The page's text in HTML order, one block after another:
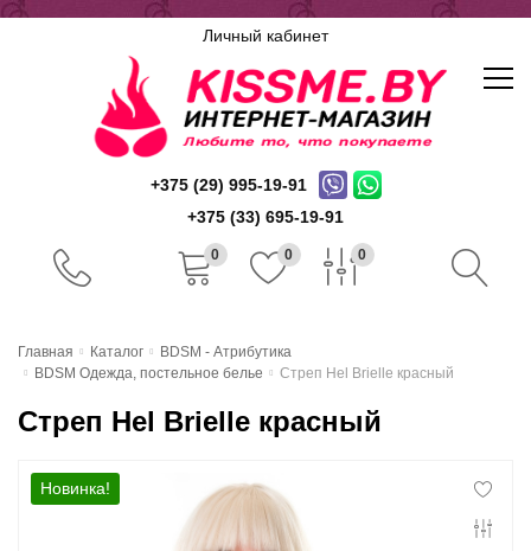
Личный кабинет
+375 (29) 995-19-91
+375 (33) 695-19-91
0 0 0
Доставка и оплата
Скидочная система
Контакты
Главная Каталог
BDSM - Атрибутика
BDSM Одежда, постельное белье
Стреп Hel Brielle красный
Стреп Hel Brielle красный
Новинка!